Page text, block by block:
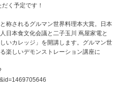
く予定です！
称されるグルマン世界料理本大賞。日本
日本食文化会議と二子玉川 蔦屋家電と
いカレッジ」を開講します。グルマン世
楽しいデモンストレーション講座に